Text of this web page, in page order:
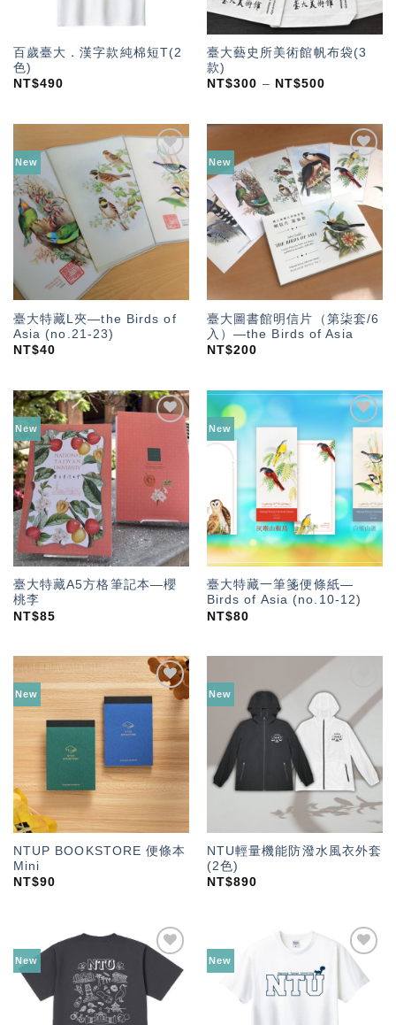
百歲臺大．漢字款純棉短T(2
色)
NT$490
臺大藝史所美術館帆布袋(3
款)
NT$300 – NT$500
New
加入
「願
望輕
單」
臺大特藏L夾—the Birds of
Asia (no.21-23)
NT$40
New
加入
「願
單」
臺大圖書館明信片（第柒套/6
入）—the Birds of Asia
NT$200
New
「願
望輕
臺大特藏A5方格筆記本—櫻
桃李
NT$85
New
加入
「願
望輕
單」
臺大特藏一筆箋便條紙—
Birds of Asia (no.10-12)
NT$80
New
加入
單」
NTUP BOOKSTORE 便條本
Mini
NT$90
New
加入
「願
望輕
單」
NTU輕量機能防潑水風衣外套
(2色)
NT$890
New
加入
「願
望輕
單」
New
加入
「願